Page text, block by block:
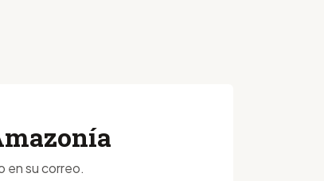
en su correo.